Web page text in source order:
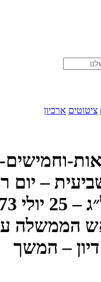
ציטוטים ארכיון
– יום
הממשלה
– המשך